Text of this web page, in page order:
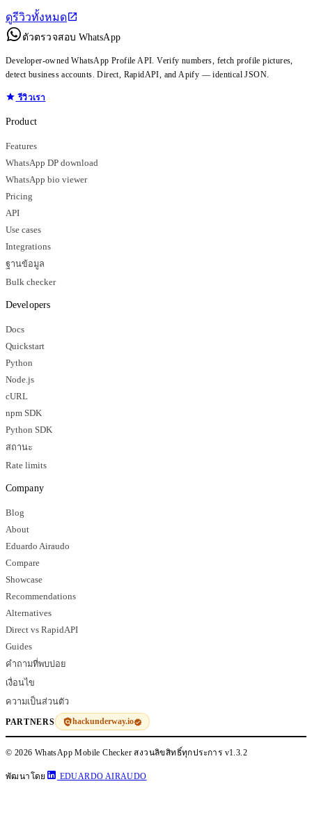
ดูรีวิวทั้งหมด
ตัวตรวจสอบ WhatsApp
Developer-owned WhatsApp Profile API. Verify numbers, fetch profile pictures,
detect business accounts. Direct, RapidAPI, and Apify — identical JSON.
รีวิวเรา
Product
Features
WhatsApp DP download
WhatsApp bio viewer
Pricing
API
Use cases
Integrations
ฐานข้อมูล
Bulk checker
Developers
Docs
Quickstart
Python
Node.js
cURL
npm SDK
Python SDK
สถานะ
Rate limits
Company
Blog
About
Eduardo Airaudo
Compare
Showcase
Recommendations
Alternatives
Direct vs RapidAPI
Guides
คำถามที่พบบ่อย
เงื่อนไข
ความเป็นส่วนตัว
PARTNERS hackunderway.io
© 2026 WhatsApp Mobile Checker สงวนลิขสิทธิ์ทุกประการ v1.3.2
พัฒนาโดย EDUARDO AIRAUDO